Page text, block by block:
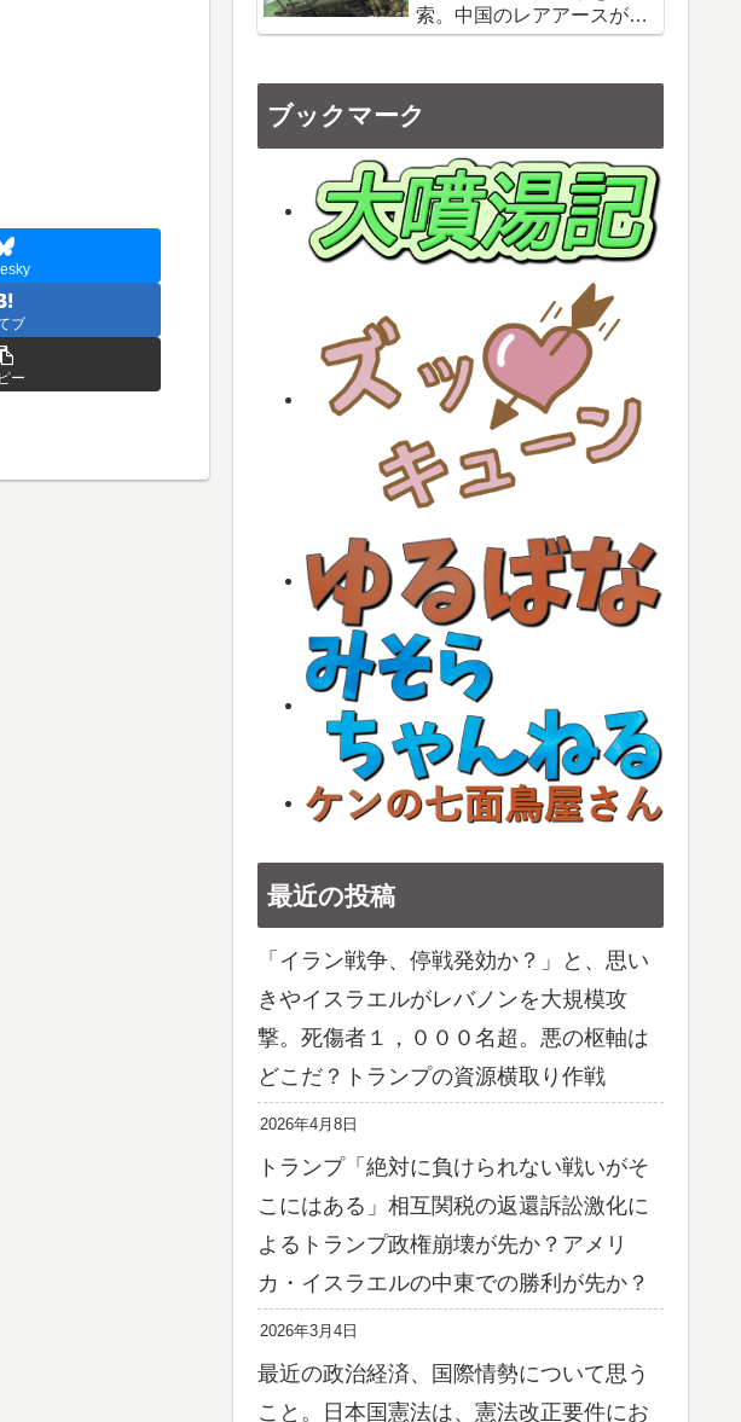
ブ
ー
索。中国のレアアースが軍
事経済面に与える影響は？
ブックマーク
最近の投稿
「イラン戦争、停戦発効か？」と、思い
きやイスラエルがレバノンを大規模攻
撃。死傷者１，０００名超。悪の枢軸は
どこだ？トランプの資源横取り作戦
2026年4月8日
トランプ「絶対に負けられない戦いがそ
こにはある」相互関税の返還訴訟激化に
よるトランプ政権崩壊が先か？アメリ
カ・イスラエルの中東での勝利が先か？
2026年3月4日
最近の政治経済、国際情勢について思う
こと。日本国憲法は、憲法改正要件にお